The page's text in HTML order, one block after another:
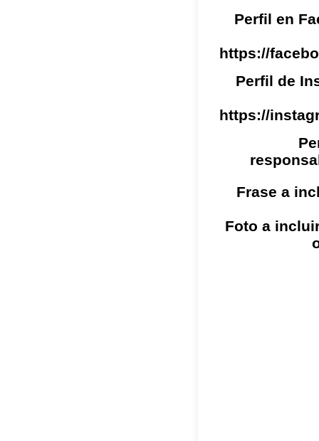
Perfil en
https://
Perfil de
https://
Frase a
Foto a